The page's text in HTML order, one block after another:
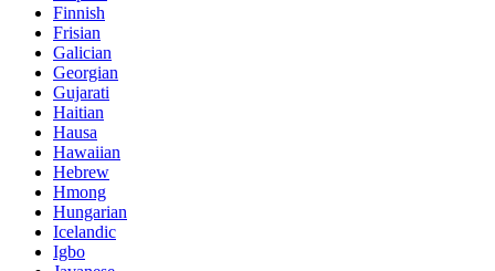
Finnish
Frisian
Galician
Georgian
Gujarati
Haitian
Hausa
Hawaiian
Hebrew
Hmong
Hungarian
Icelandic
Igbo